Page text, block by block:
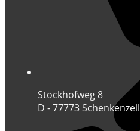
Stockhofweg 8
D - 77773 Schenkenzell